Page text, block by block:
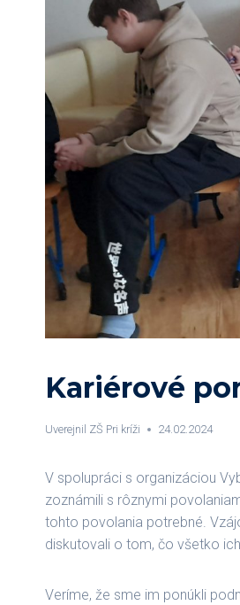
Kariérové
Uverejnil ZŠ Pri kríži 24.02.2024
V spolupráci s organizáciou
zoznámili s rôznymi
tohto povolania potrebné.
diskutovali o tom, čo všetko
Veríme, že sme im ponúkli